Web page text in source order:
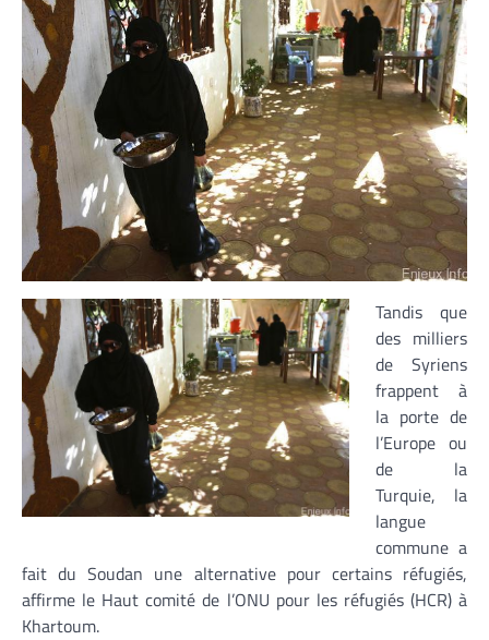
Tandis que
des milliers
de Syriens
frappent à
la porte de
l’Europe ou
de la
Turquie, la
langue
commune a
fait du Soudan une alternative pour certains réfugiés,
affirme le Haut comité de l’ONU pour les réfugiés (HCR) à
Khartoum.